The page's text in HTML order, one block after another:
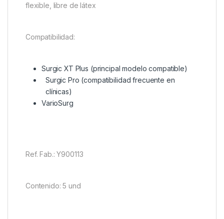
flexible, libre de látex
Compatibilidad:
Surgic XT Plus (principal modelo compatible)
Surgic Pro (compatibilidad frecuente en
clínicas)
VarioSurg
Ref. Fab.: Y900113
Contenido: 5 und